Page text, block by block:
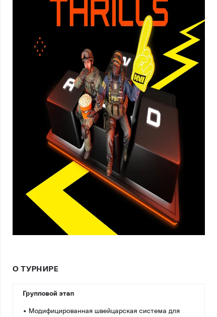
О ТУРНИРЕ
Групповой этап
• Модифицированная швейцарская система для